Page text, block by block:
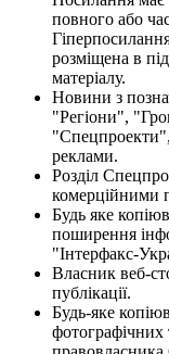
повного або
розміщена в
матеріалу.
Новини з
"Регіони",
реклами.
Розділ
комерційними
Будь яке
поширення
"Інтерфакс-
Власник веб-
публікації.
Будь-яке
фотографічних